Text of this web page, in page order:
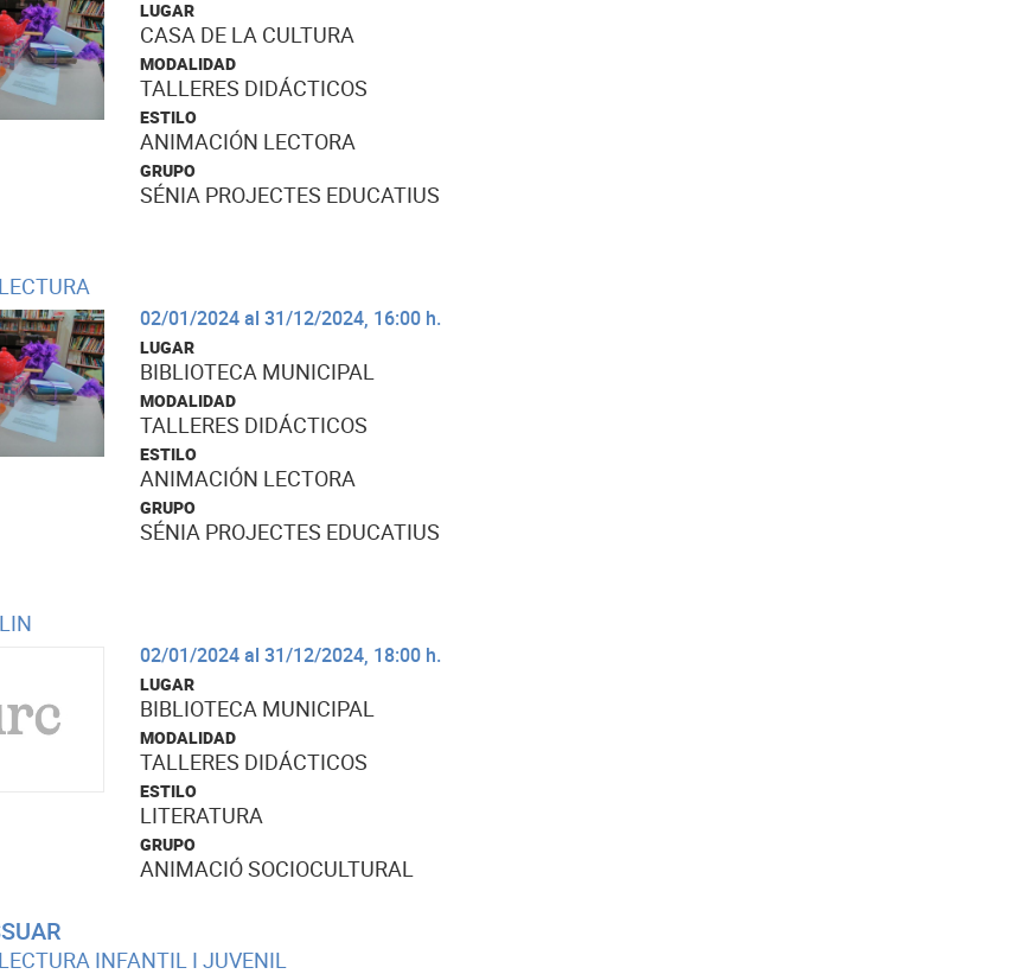
LUGAR
CASA DE LA CULTURA
MODALIDAD
TALLERES DIDÁCTICOS
ESTILO
ANIMACIÓN LECTORA
GRUPO
SÉNIA PROJECTES EDUCATIUS
02/01/2024 al 31/12/2024, 16:00 h.
LUGAR
BIBLIOTECA MUNICIPAL
MODALIDAD
TALLERES DIDÁCTICOS
ESTILO
ANIMACIÓN LECTORA
GRUPO
SÉNIA PROJECTES EDUCATIUS
02/01/2024 al 31/12/2024, 18:00 h.
LUGAR
BIBLIOTECA MUNICIPAL
MODALIDAD
TALLERES DIDÁCTICOS
ESTILO
LITERATURA
GRUPO
ANIMACIÓ SOCIOCULTURAL
INFANTIL I JUVENIL